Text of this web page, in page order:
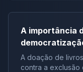
A importância
populações
social no
A doação de
contra a exclusão